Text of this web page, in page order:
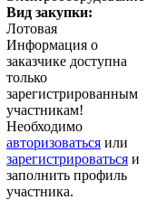
Вид закупки:
Лотовая
Информация о
заказчике доступна
только
зарегистрированным
участникам!
Необходимо
авторизоваться или
зарегистрироваться и
заполнить профиль
участника.